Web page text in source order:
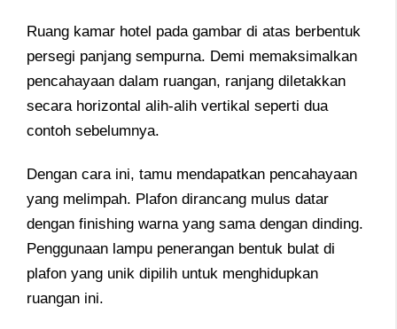
Ruang kamar hotel pada gambar di atas berbentuk
persegi panjang sempurna. Demi memaksimalkan
pencahayaan dalam ruangan, ranjang diletakkan
secara horizontal alih-alih vertikal seperti dua
contoh sebelumnya.
Dengan cara ini, tamu mendapatkan pencahayaan
yang melimpah. Plafon dirancang mulus datar
dengan finishing warna yang sama dengan dinding.
Penggunaan lampu penerangan bentuk bulat di
plafon yang unik dipilih untuk menghidupkan
ruangan ini.